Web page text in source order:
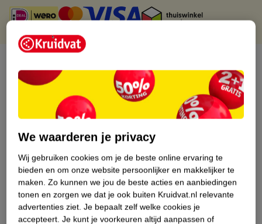
Productinformatie
Nature Impact Score
Dit product heeft (nog) geen Nature
Impact Score.
Meer informatie
We waarderen je privacy
Wij gebruiken cookies om je de beste online ervaring te
bieden en om onze website persoonlijker en makkelijker te
maken. Zo kunnen we jou de beste acties en aanbiedingen
tonen en zorgen we dat je ook buiten Kruidvat.nl relevante
advertenties ziet. Je bepaalt zelf welke cookies je
accepteert. Je kunt je voorkeuren altijd aanpassen of